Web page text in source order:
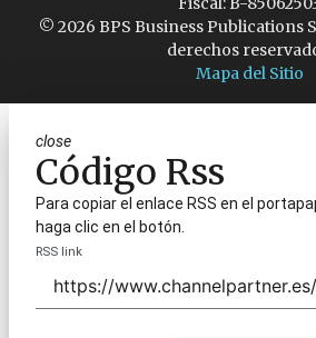
© 2026 BPS Business Publications
derechos
Mapa del Sitio
close
Código Rss
Para copiar el enlace RSS en el
haga clic en el botón.
RSS link